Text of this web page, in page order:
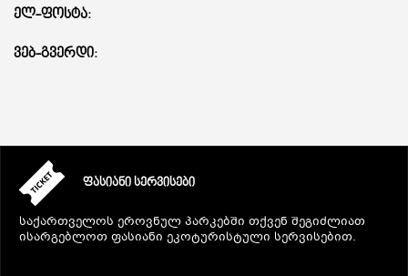
ᲔᲚ-ᲤᲝᲡᲢᲐ:
ᲕᲔᲑ-ᲒᲕᲔᲠᲓᲘ:
ᲤᲐᲡᲘᲐᲜᲘ ᲡᲔᲠᲕᲘᲡᲔᲑᲘ
საქართველოს ეროვნულ პარკებში თქვენ შეგიძლიათ
ისარგებლოთ ფასიანი ეკოტურისტული სერვისებით.